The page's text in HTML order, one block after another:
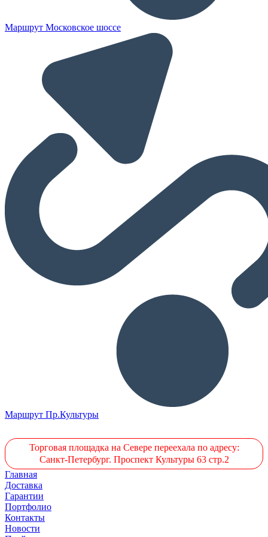
Маршрут Московское шоссе
Маршрут Пр.Культуры
Торговая площадка на Севере переехала по адресу:
Санкт-Петербург. Проспект Культуры 63 стр.2
Главная
Доставка
Гарантии
Портфолио
Контакты
Новости